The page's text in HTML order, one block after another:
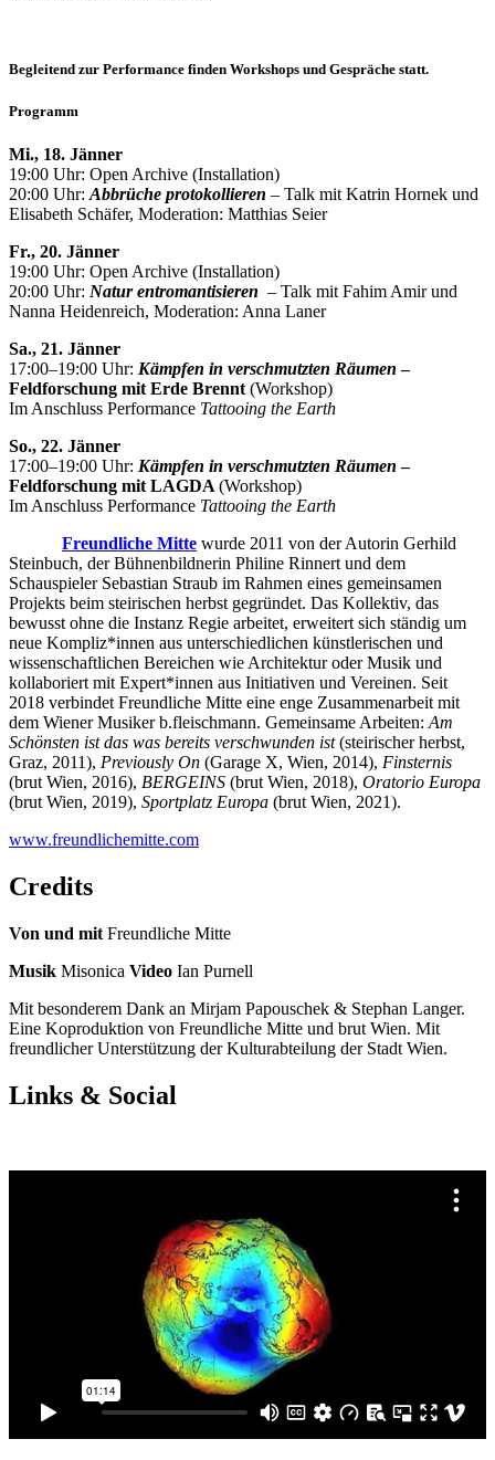
Begleitend zur Performance finden Workshops und Gespräche statt.
Programm
Mi., 18. Jänner
19:00 Uhr: Open Archive (Installation)
20:00 Uhr: Abbrüche protokollieren – Talk mit Katrin Hornek und
Elisabeth Schäfer, Moderation: Matthias Seier
Fr., 20. Jänner
19:00 Uhr: Open Archive (Installation)
20:00 Uhr: Natur entromantisieren – Talk mit Fahim Amir und
Nanna Heidenreich, Moderation: Anna Laner
Sa., 21. Jänner
17:00–19:00 Uhr: Kämpfen in verschmutzten Räumen –
Feldforschung mit Erde Brennt (Workshop)
Im Anschluss Performance Tattooing the Earth
So., 22. Jänner
17:00–19:00 Uhr: Kämpfen in verschmutzten Räumen –
Feldforschung mit LAGDA (Workshop)
Im Anschluss Performance Tattooing the Earth
Freundliche Mitte wurde 2011 von der Autorin Gerhild
Steinbuch, der Bühnenbildnerin Philine Rinnert und dem
Schauspieler Sebastian Straub im Rahmen eines gemeinsamen
Projekts beim steirischen herbst gegründet. Das Kollektiv, das
bewusst ohne die Instanz Regie arbeitet, erweitert sich ständig um
neue Kompliz*innen aus unterschiedlichen künstlerischen und
wissenschaftlichen Bereichen wie Architektur oder Musik und
kollaboriert mit Expert*innen aus Initiativen und Vereinen. Seit
2018 verbindet Freundliche Mitte eine enge Zusammenarbeit mit
dem Wiener Musiker b.fleischmann. Gemeinsame Arbeiten: Am
Schönsten ist das was bereits verschwunden ist(steirischer herbst,
Graz, 2011), Previously On (Garage X, Wien, 2014), Finsternis
(brut Wien, 2016), BERGEINS (brut Wien, 2018), Oratorio Europa
(brut Wien, 2019), Sportplatz Europa (brut Wien, 2021).
www.freundlichemitte.com
Credits
Von und mit Freundliche Mitte
Musik Misonica Video Ian Purnell
Mit besonderem Dank an Mirjam Papouschek & Stephan Langer.
Eine Koproduktion von Freundliche Mitte und brut Wien. Mit
freundlicher Unterstützung der Kulturabteilung der Stadt Wien.
Links & Social